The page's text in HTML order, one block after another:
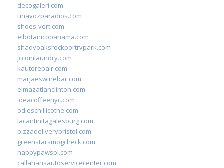
decogaleri.com
unavozparadios.com
shoes-vert.com
elbotanicopanama.com
shadyoaksrockportrvpark.com
jccoinlaundry.com
kautorepair.com
marjaeswinebar.com
elmazatlanclinton.com
ideacoffeenyc.com
odieschillicothe.com
lacantinitagalesburg.com
pizzadeliverybristol.com
greenstarsmogcheck.com
happypawspl.com
callahansautoservicecenter.com